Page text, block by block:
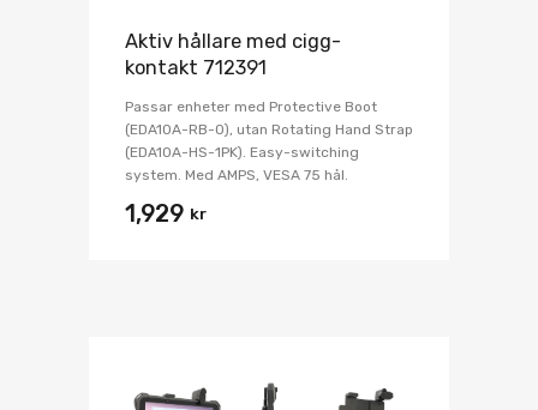
Aktiv hållare med cigg-
kontakt 712391
Passar enheter med Protective Boot
(EDA10A-RB-0), utan Rotating Hand Strap
(EDA10A-HS-1PK). Easy-switching
system. Med AMPS, VESA 75 hål.
1,929 kr